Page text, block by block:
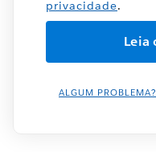
privacidade.
ALGUM PROBLEMA?